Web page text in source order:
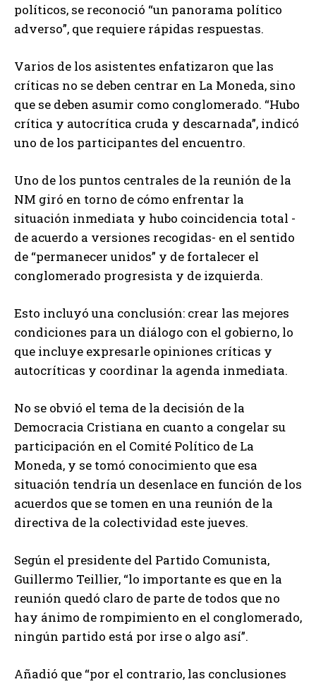
políticos, se reconoció “un panorama político
adverso”, que requiere rápidas respuestas.
Varios de los asistentes enfatizaron que las
críticas no se deben centrar en La Moneda, sino
que se deben asumir como conglomerado. “Hubo
crítica y autocrítica cruda y descarnada”, indicó
uno de los participantes del encuentro.
Uno de los puntos centrales de la reunión de la
NM giró en torno de cómo enfrentar la
situación inmediata y hubo coincidencia total -
de acuerdo a versiones recogidas- en el sentido
de “permanecer unidos” y de fortalecer el
conglomerado progresista y de izquierda.
Esto incluyó una conclusión: crear las mejores
condiciones para un diálogo con el gobierno, lo
que incluye expresarle opiniones críticas y
autocríticas y coordinar la agenda inmediata.
No se obvió el tema de la decisión de la
Democracia Cristiana en cuanto a congelar su
participación en el Comité Político de La
Moneda, y se tomó conocimiento que esa
situación tendría un desenlace en función de los
acuerdos que se tomen en una reunión de la
directiva de la colectividad este jueves.
Según el presidente del Partido Comunista,
Guillermo Teillier, “lo importante es que en la
reunión quedó claro de parte de todos que no
hay ánimo de rompimiento en el conglomerado,
ningún partido está por irse o algo así”.
Añadió que “por el contrario, las conclusiones